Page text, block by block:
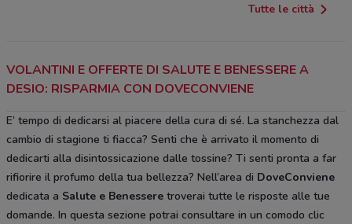
Tutte le città
VOLANTINI E OFFERTE DI SALUTE E BENESSERE A
DESIO: RISPARMIA CON DOVECONVIENE
E’ tempo di dedicarsi al piacere della cura di sé. La stanchezza dal
cambio di stagione ti fiacca? Senti che è arrivato il momento di
dedicarti alla disintossicazione dalle tossine? Ti senti pronta a far
rifiorire il profumo della tua bellezza? Nell’area di DoveConviene
dedicata a Salute e Benessere troverai tutte le risposte alle tue
domande. In questa sezione potrai consultare in un comodo clic